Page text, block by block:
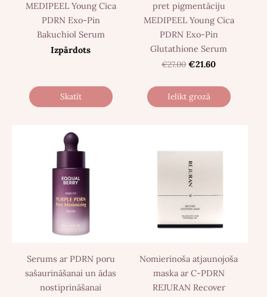
MEDIPEEL Young Cica
PDRN Exo-Pin
Bakuchiol Serum
Izpārdots
Skatīt
pret pigmentāciju
MEDIPEEL Young Cica
PDRN Exo-Pin
Glutathione Serum
€27.00 €21.60
Ielikt grozā
Serums ar PDRN poru
sašaurināšanai un ādas
nostiprināšanai
Nomierinoša atjaunojoša
maska ​​ar C-PDRN
REJURAN Recover